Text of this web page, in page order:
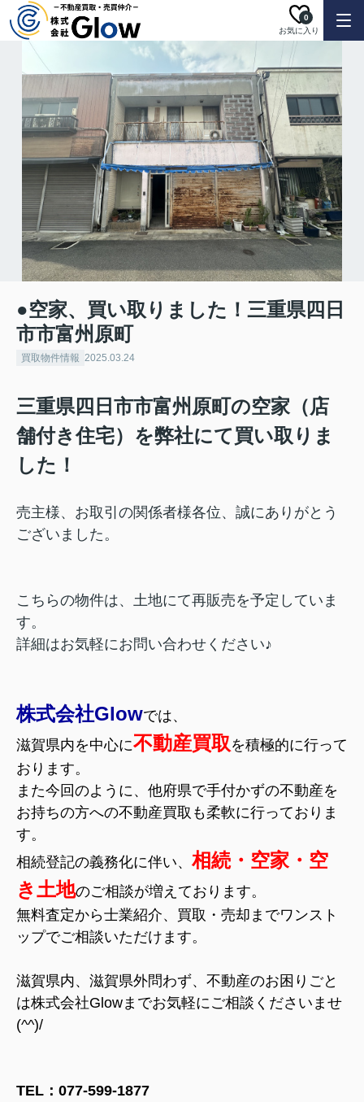
お気に入り
0
●空家、買い取りました！三重県四日
市市富州原町
買取物件情報 2025.03.24
三重県四日市市富州原町の空家（店
舗付き住宅）を弊社にて買い取りま
した！
売主様、お取引の関係者様各位、誠にありがとう
ございました。
こちらの物件は、土地にて再販売を予定していま
す。
詳細はお気軽にお問い合わせください♪
株式会社Glowでは、
滋賀県内を中心に不動産買取 を積極的に行って
おります。
また今回のように、他府県で手付かずの不動産を
お持ちの方への不動産買取も柔軟に行っておりま
す。
相続登記の義務化に伴い、 相続・空家・空
き土地のご相談が増えております。
無料査定から士業紹介、買取・売却までワンスト
ップでご相談いただけます。
滋賀県内、滋賀県外問わず、不動産のお困りごと
は株式会社Glowまでお気軽にご相談くださいませ
(^^)/
TEL：077-599-1877